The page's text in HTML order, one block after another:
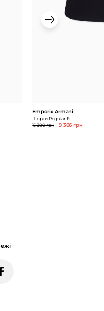
Emporio Armani
Шорти Regular Fit
13 380 грн
9 366 грн